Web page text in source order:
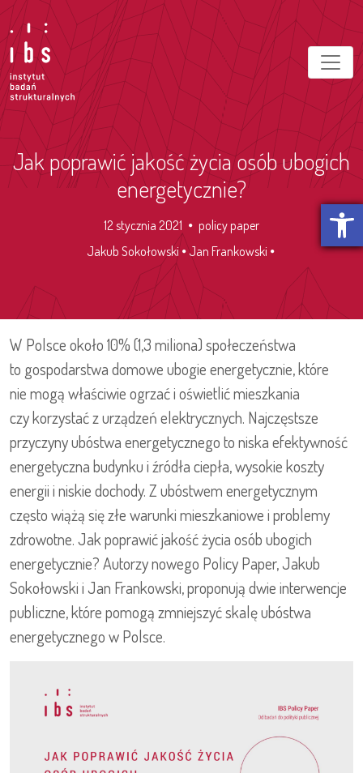
Otwórz
Jak poprawić jakość życia osób ubogich
energetycznie?
12 stycznia 2021
policy paper
Jakub Sokołowski Jan Frankowski
W Polsce około 10% (1,3 miliona) społeczeństwa
to gospodarstwa domowe ubogie energetycznie, które
nie mogą właściwie ogrzać i oświetlić mieszkania
czy korzystać z urządzeń elektrycznych. Najczęstsze
przyczyny ubóstwa energetycznego to niska efektywność
energetyczna budynku i źródła ciepła, wysokie koszty
energii i niskie dochody. Z ubóstwem energetycznym
często wiążą się złe warunki mieszkaniowe i problemy
zdrowotne. Jak poprawić jakość życia osób ubogich
energetycznie? Autorzy nowego Policy Paper, Jakub
Sokołowski i Jan Frankowski, proponują dwie interwencje
publiczne, które pomogą zmniejszyć skalę ubóstwa
energetycznego w Polsce.